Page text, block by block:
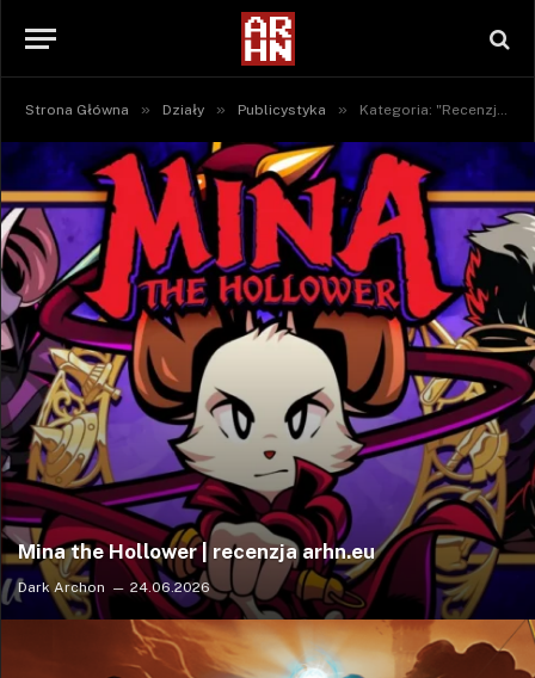
Strona Główna » Działy » Publicystyka » Kategoria: "Recenzje" (Strona 3)
Mina the Hollower | recenzja arhn.eu
Dark Archon 24.06.2026